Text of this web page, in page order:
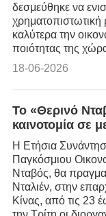
δεσμεύθηκε να
χρηματοπιστωτική
καλύτερα την
ποιότητας της
18-06-2026
Το «Θερινό
καινοτομία σε
Η Ετήσια
Παγκόσμιου
Νταβός, θα
Νταλιέν, στην
Κίνας, από τις 23